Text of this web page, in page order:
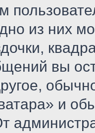
из них
вы
и